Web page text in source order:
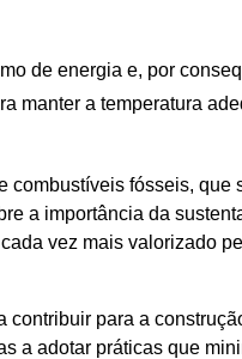
de energia e, por
manter a temperatura
fósseis,
a importância da
vez mais valorizado
contribuir para a
a adotar práticas que